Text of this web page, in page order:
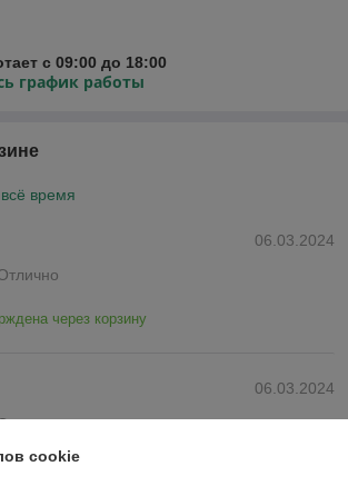
с 09:00 до 18:00
график работы
время
06.03.2024
через корзину
06.03.2024
Показать все отзывы
cookie